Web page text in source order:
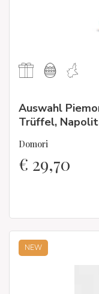
Auswahl
Trüffel,
Domori
€ 29,70
NEW